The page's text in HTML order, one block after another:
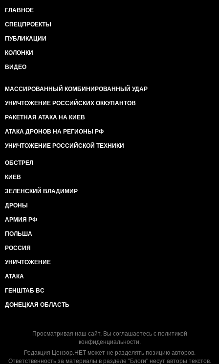
ГЛАВНОЕ
СПЕЦПРОЕКТЫ
ПУБЛИКАЦИИ
КОЛОНКИ
ВИДЕО
МАССИРОВАННЫЙ КОМБИНИРОВАННЫЙ УДАР
УНИЧТОЖЕНИЕ РОССИЙСКИХ ОККУПАНТОВ
РАКЕТНАЯ АТАКА НА КИЕВ
АТАКА ДРОНОВ НА РЕГИОНЫ РФ
УНИЧТОЖЕНИЕ РОССИЙСКОЙ ТЕХНИКИ
ОБСТРЕЛ
КИЕВ
ЗЕЛЕНСКИЙ ВЛАДИМИР
ДРОНЫ
АРМИЯ РФ
ПОЛЬША
РОССИЯ
УНИЧТОЖЕНИЕ
АТАКА
ГЕНШТАБ ВС
ДОНЕЦКАЯ ОБЛАСТЬ
Просматривая наш сайт, Вы соглашаетесь с политикой
конфиденциальности.
Редакция Цензор.НЕТ может не разделять позицию авторов.
Ответственность за материалы в разделе "Блоги" несут авторы текстов.